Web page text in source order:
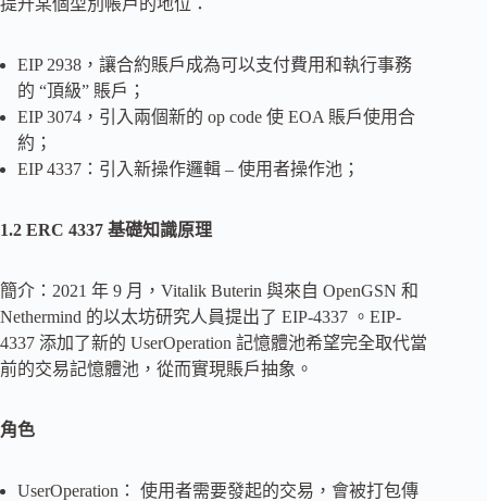
EIP 2938，讓合約賬戶成為可以支付費用和執行事務
的 “頂級” 賬戶；
EIP 3074，引入兩個新的 op code 使 EOA 賬戶使用合
約；
EIP 4337：引入新操作邏輯 – 使用者操作池；
1.2 ERC 4337 基礎知識原理
簡介：2021 年 9 月，Vitalik Buterin 與來自 OpenGSN 和
Nethermind 的以太坊研究人員提出了 EIP-4337 。EIP-
4337 添加了新的 UserOperation 記憶體池希望完全取代當
前的交易記憶體池，從而實現賬戶抽象。
角色
UserOperation： 使用者需要發起的交易，會被打包傳